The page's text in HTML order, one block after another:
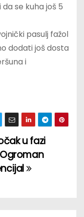
se kuha još 5
pasulj fažol
dodati još dosta
i
u fazi